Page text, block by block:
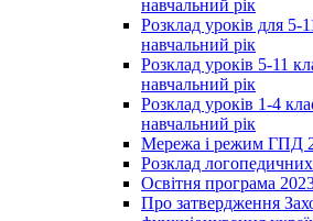
навчальний рік
Розклад уроків для 5-
навчальний рік
Розклад уроків 5-11
навчальний рік
Розклад уроків 1-4
навчальний рік
Мережа і режим ГПД
Розклад
Освітня програма
Про затвердження